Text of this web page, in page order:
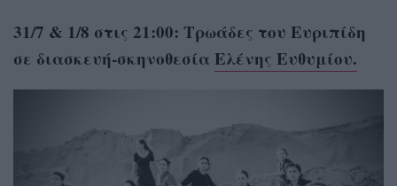
31/7 & 1/8 στις 21:00: Τρωάδες του Ευριπίδη
σε διασκευή-σκηνοθεσίαΕλένης Ευθυμίου.